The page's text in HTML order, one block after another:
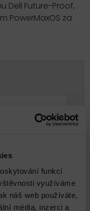
funkcí
využíváme
náš web používáte,
média, inzerci a
Dell Future-Proof,
PowerMaxOS za